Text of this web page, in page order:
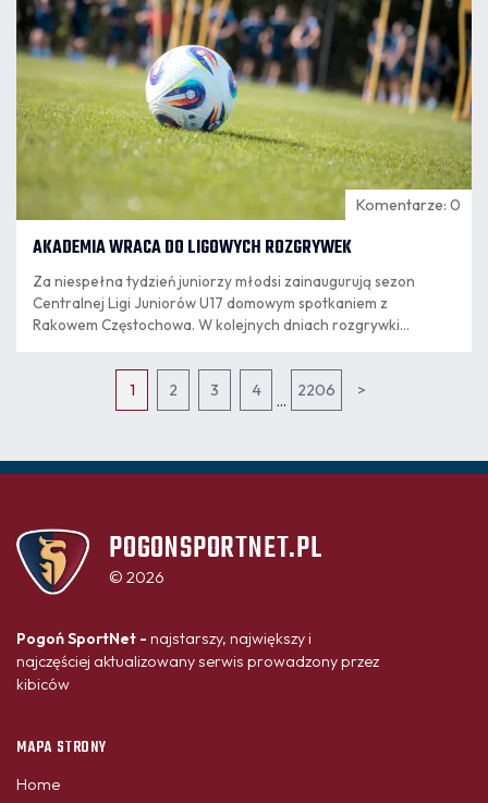
Komentarze: 0
AKADEMIA WRACA DO LIGOWYCH ROZGRYWEK
Za niespełna tydzień juniorzy młodsi zainaugurują sezon
Centralnej Ligi Juniorów U17 domowym spotkaniem z
Rakowem Częstochowa. W kolejnych dniach rozgrywki
1 2 3 4
...
2206 >
POGONSPORTNET.PL
© 2026
Pogoń SportNet - najstarszy, największy i
najczęściej aktualizowany serwis prowadzony przez
kibiców
MAPA STRONY
Home